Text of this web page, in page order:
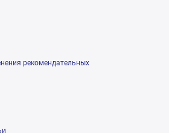
рекомендательных